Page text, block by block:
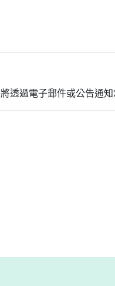
透過電子郵件或公告通知